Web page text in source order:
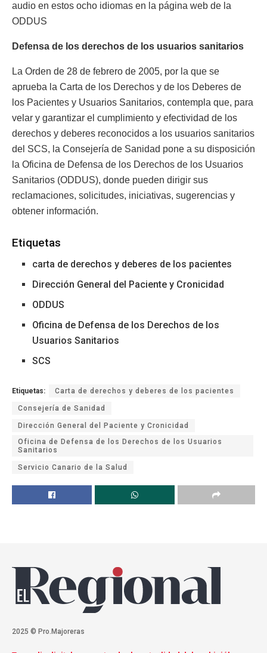
audio en estos ocho idiomas en la página web de la
ODDUS
Defensa de los derechos de los usuarios sanitarios
La Orden de 28 de febrero de 2005, por la que se
aprueba la Carta de los Derechos y de los Deberes de
los Pacientes y Usuarios Sanitarios, contempla que, para
velar y garantizar el cumplimiento y efectividad de los
derechos y deberes reconocidos a los usuarios sanitarios
del SCS, la Consejería de Sanidad pone a su disposición
la Oficina de Defensa de los Derechos de los Usuarios
Sanitarios (ODDUS), donde pueden dirigir sus
reclamaciones, solicitudes, iniciativas, sugerencias y
obtener información.
Etiquetas
carta de derechos y deberes de los pacientes
Dirección General del Paciente y Cronicidad
ODDUS
Oficina de Defensa de los Derechos de los
Usuarios Sanitarios
SCS
Etiquetas: Carta de derechos y deberes de los pacientes
Consejería de Sanidad
Dirección General del Paciente y Cronicidad
Oficina de Defensa de los Derechos de los Usuarios
Sanitarios
Servicio Canario de la Salud
2025 © Pro.Majoreras